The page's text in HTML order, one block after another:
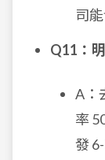
司
Q11：
A：
率
發